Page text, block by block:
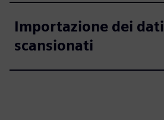
Importazione dei dati
scansionati